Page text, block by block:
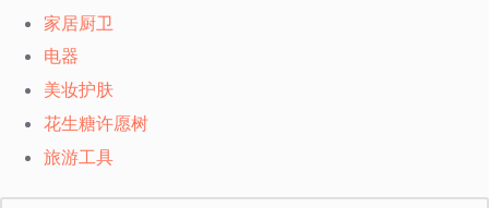
家居厨卫
电器
美妆护肤
花生糖许愿树
旅游工具